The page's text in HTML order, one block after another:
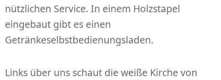
nützlichen Service. In einem Holzstapel
eingebaut gibt es einen
Getränkeselbstbedienungsladen.
Links über uns schaut die weiße Kirche von